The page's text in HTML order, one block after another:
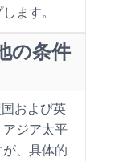
ます。
の条件
国および英
ジア太平
、具体的